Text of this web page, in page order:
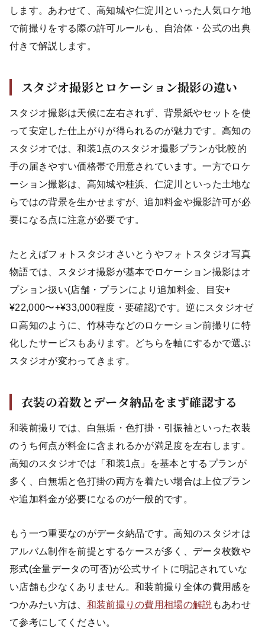
します。あわせて、高知城や仁淀川といった人気ロケ地
で前撮りをする際の許可ルールも、自治体・公式の出典
付きで解説します。
スタジオ撮影とロケーション撮影の違い
スタジオ撮影は天候に左右されず、背景紙やセットを使
って安定した仕上がりが得られるのが魅力です。高知の
スタジオでは、和装1点のスタジオ撮影プランが比較的
手の届きやすい価格帯で用意されています。一方でロケ
ーション撮影は、高知城や桂浜、仁淀川といった土地な
らではの背景を生かせますが、追加料金や撮影許可が必
要になる点に注意が必要です。
たとえばフォトスタジオさいとうやフォトスタジオ写真
物語では、スタジオ撮影が基本でロケーション撮影はオ
プション扱い(店舗・プランにより追加料金、目安+
¥22,000〜+¥33,000程度・要確認)です。逆にスタジオゼ
ロ高知のように、竹林寺などのロケーション前撮りに特
化したサービスもあります。どちらを軸にするかで選ぶ
スタジオが変わってきます。
衣装の着数とデータ納品をまず確認する
和装前撮りでは、白無垢・色打掛・引振袖といった衣装
のうち何点が料金に含まれるかが満足度を左右します。
高知のスタジオでは「和装1点」を基本とするプランが
多く、白無垢と色打掛の両方を着たい場合は上位プラン
や追加料金が必要になるのが一般的です。
もう一つ重要なのがデータ納品です。高知のスタジオは
アルバム制作を前提とするケースが多く、データ枚数や
形式(全量データの可否)が公式サイトに明記されていな
い店舗も少なくありません。和装前撮り全体の費用感を
つかみたい方は、 和装前撮りの費用相場の解説 もあわせ
て参考にしてください。